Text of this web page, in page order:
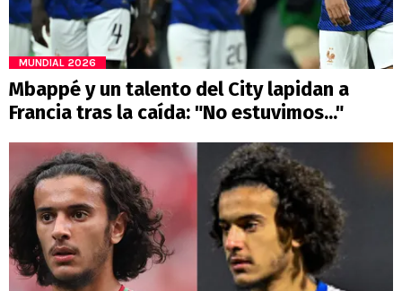
MUNDIAL 2026
Mbappé y un talento del City lapidan a
Francia tras la caída: "No estuvimos..."